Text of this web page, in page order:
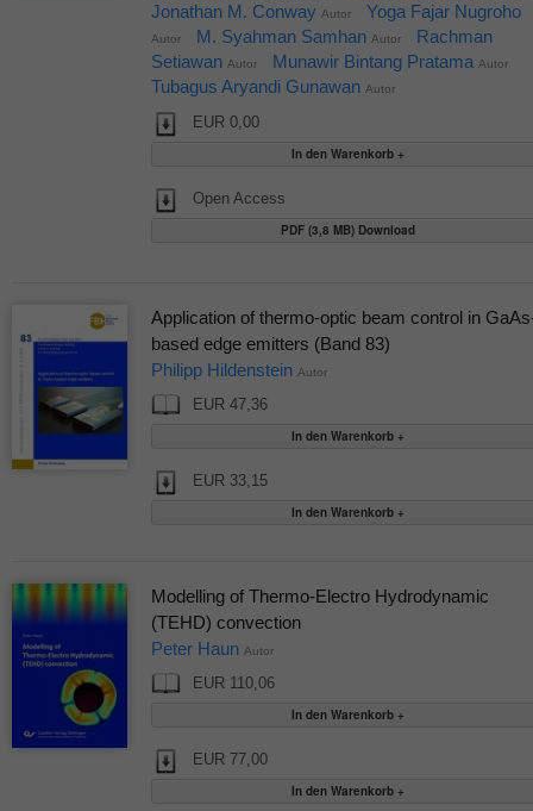
Jonathan M. Conway Autor Yoga Fajar Nugroho
Autor M. Syahman Samhan Autor
Rachman
Setiawan Autor Munawir Bintang Pratama Autor
Tubagus Aryandi Gunawan Autor
EUR 0,00
Open Access
PDF (3,8 MB) Download
Application of thermo-optic beam control in
based edge emitters (Band 83)
Philipp Hildenstein Autor
EUR 47,36
EUR 33,15
Modelling of Thermo-Electro Hydrodynamic
(TEHD) convection
Peter Haun Autor
EUR 110,06
EUR 77,00